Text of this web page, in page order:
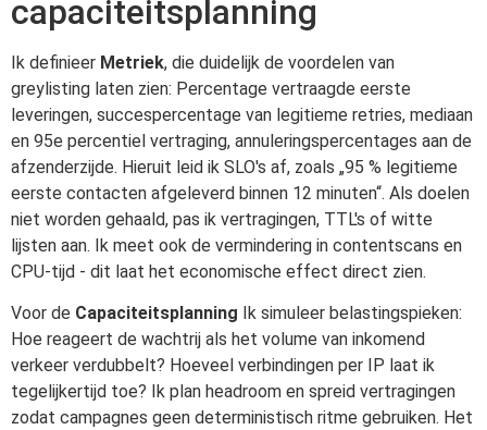
capaciteitsplanning
Ik definieer Metriek, die duidelijk de voordelen van
greylisting laten zien: Percentage vertraagde eerste
leveringen, succespercentage van legitieme retries, mediaan
en 95e percentiel vertraging, annuleringspercentages aan de
afzenderzijde. Hieruit leid ik SLO's af, zoals „95 % legitieme
eerste contacten afgeleverd binnen 12 minuten“. Als doelen
niet worden gehaald, pas ik vertragingen, TTL's of witte
lijsten aan. Ik meet ook de vermindering in contentscans en
CPU-tijd - dit laat het economische effect direct zien.
Voor de Capaciteitsplanning Ik simuleer belastingspieken:
Hoe reageert de wachtrij als het volume van inkomend
verkeer verdubbelt? Hoeveel verbindingen per IP laat ik
tegelijkertijd toe? Ik plan headroom en spreid vertragingen
zodat campagnes geen deterministisch ritme gebruiken. Het